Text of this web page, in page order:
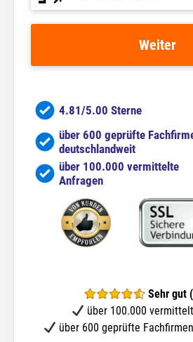
Weiter
4.81/5.00 Sterne
über 600 geprüfte
deutschlandweit
über 100.000 vermittelte
Anfragen
Sehr gut
über 100.000
über 600 geprüfte